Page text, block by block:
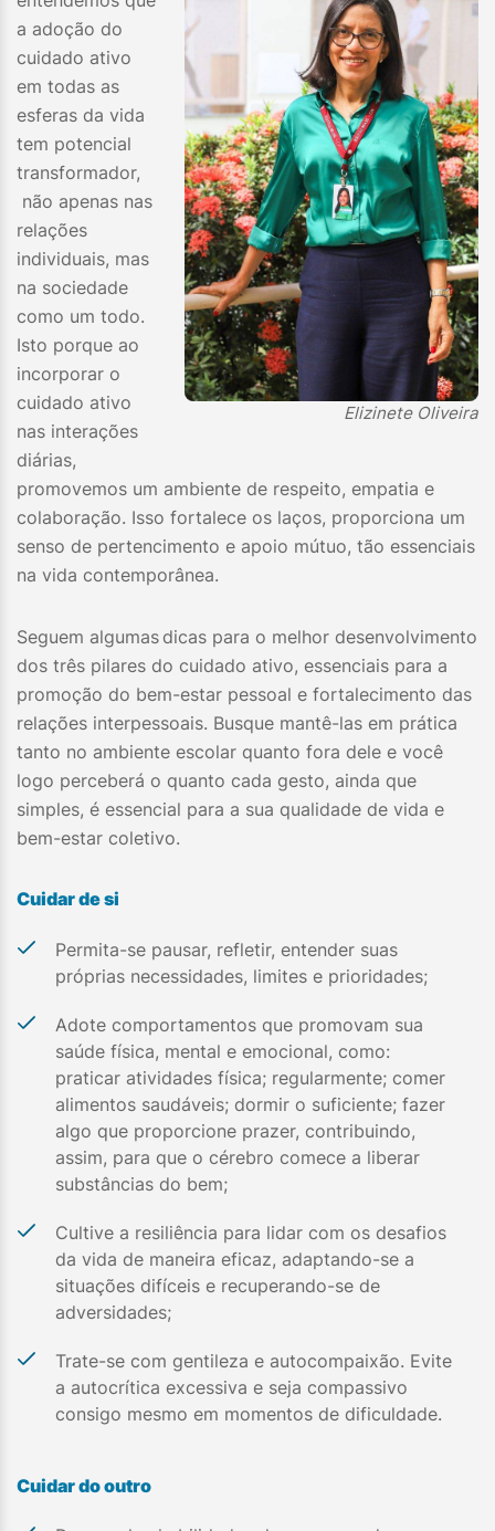
Elizinete Oliveira
a adoção do
cuidado ativo
em todas as
esferas da vida
tem potencial
transformador,
não apenas nas
relações
individuais, mas
na sociedade
como um todo.
Isto porque ao
incorporar o
cuidado ativo
nas interações
diárias,
promovemos um ambiente de respeito, empatia e
colaboração. Isso fortalece os laços, proporciona um
senso de pertencimento e apoio mútuo, tão essenciais
na vida contemporânea.
Seguem algumasdicas para o melhor desenvolvimento
dos três pilares do cuidado ativo, essenciais para a
promoção do bem-estar pessoal e fortalecimento das
relações interpessoais. Busque mantê-las em prática
tanto no ambiente escolar quanto fora dele e você
logo perceberá o quanto cada gesto, ainda que
simples, é essencial para a sua qualidade de vida e
bem-estar coletivo.
Cuidar de si
Permita-se pausar, refletir, entender suas
próprias necessidades, limites e prioridades;
Adote comportamentos que promovam sua
saúde física, mental e emocional, como:
praticar atividades física; regularmente; comer
alimentos saudáveis; dormir o suficiente; fazer
algo que proporcione prazer, contribuindo,
assim, para que o cérebro comece a liberar
substâncias do bem;
Cultive a resiliência para lidar com os desafios
da vida de maneira eficaz, adaptando-se a
situações difíceis e recuperando-se de
adversidades;
Trate-se com gentileza e autocompaixão. Evite
a autocrítica excessiva e seja compassivo
consigo mesmo em momentos de dificuldade.
Cuidar do outro